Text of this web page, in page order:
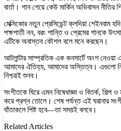
বার্তা। গান গেয়ে কেউ মার্কিন অভিবাসন
মেক্সিকোর নতুন প্রেসিডেন্ট ক্লদিয়া শেইনবাম
পক্ষপাতী নন, বরং শান্তি ও প্রেমের গানকে
এটিকে অবাস্তব কৌশল বলে মনে করছেন।
আটলান্টার সাম্প্রতিক এক কনসার্টে অংশ
আমাদের ঐতিহ্য, আমাদের অস্তিত্ব। এগুলো
নিশ্চয়ই শুনব।
সংগীতকে ঘিরে এমন নিষেধাজ্ঞা ও বিতর্ক, শিল্প
করে প্রশ্ন তোলে। শেষ পর্যন্ত এই ঘরানার
যাঁতাকলে পিষ্ট হবে—তা সময়ই বলবে।
Related Articles